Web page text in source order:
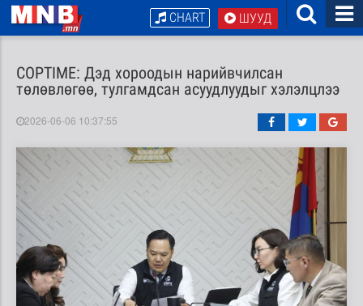
ШУУД
CHART
COPTIME: Дэд хороодын нарийвчилсан
төлөвлөгөө, тулгамдсан асуудлуудыг хэлэлцлээ
2026-06-06 10:37:55